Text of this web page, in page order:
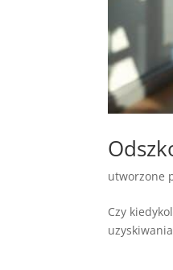
utworzone
Czy